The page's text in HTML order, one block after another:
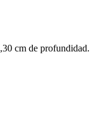
cm de profundidad.